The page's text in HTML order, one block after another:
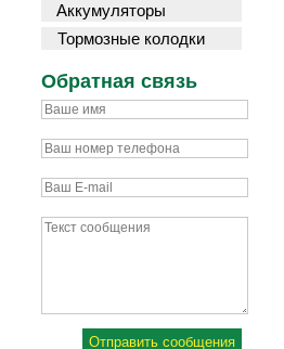
Аккумуляторы
Тормозные колодки
Обратная связь